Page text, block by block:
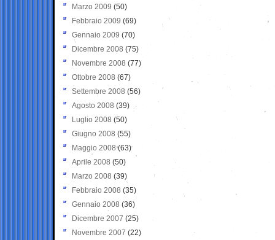
Marzo 2009 (50)
Febbraio 2009 (69)
Gennaio 2009 (70)
Dicembre 2008 (75)
Novembre 2008 (77)
Ottobre 2008 (67)
Settembre 2008 (56)
Agosto 2008 (39)
Luglio 2008 (50)
Giugno 2008 (55)
Maggio 2008(63)
Aprile 2008 (50)
Marzo 2008 (39)
Febbraio 2008 (35)
Gennaio 2008 (36)
Dicembre 2007 (25)
Novembre 2007 (22)